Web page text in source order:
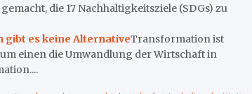
die 17 Nachhaltigkeitsziele (SDGs) zu
es keine AlternativeTransformation ist
einen die Umwandlung der Wirtschaft in